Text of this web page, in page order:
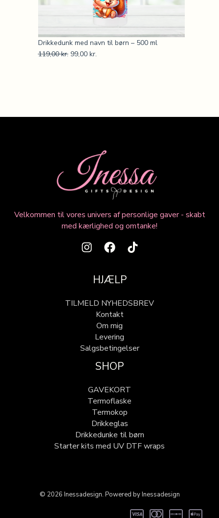
Drikkedunk med navn til børn – 500 ml
119,00kr. 99,00 kr.
Velkommen til vores univers af personlige gaver - skabt
med kærlighed og omtanke!
HJÆLP
TILMELD NYHEDSBREV
Kontakt
Om mig
Levering
Salgsbetingelser
SHOP
GAVEKORT
Termoflaske
Termokop
Drikkeglas
Drikkedunke til børn
Starter kits med UV DTF wraps
© 2026 Inessadesign. Powered by Inessadesign